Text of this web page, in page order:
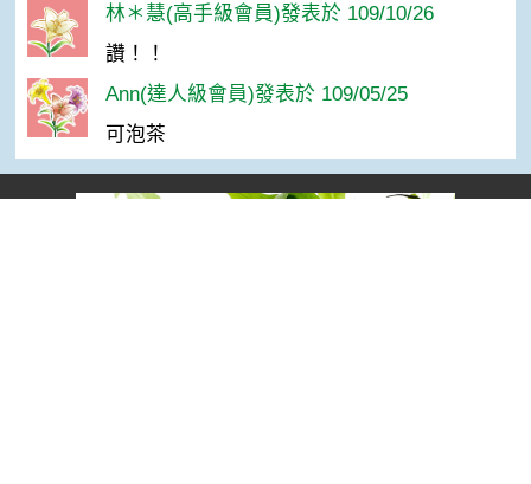
林＊慧(高手級會員)發表於 109/10/26
讚！！
Ann(達人級會員)發表於 109/05/25
可泡茶